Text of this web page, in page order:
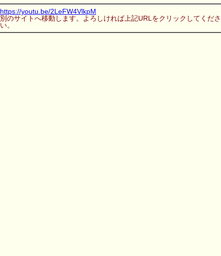
https://youtu.be/2LeFW4VlkpM
別のサイトへ移動します。よろしければ上記URLをクリックしてくださ
い。